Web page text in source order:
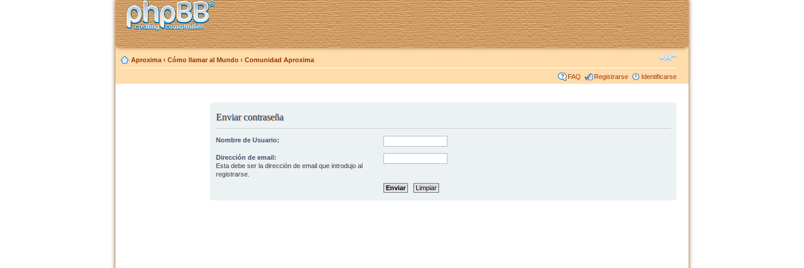
Aproxima ‹ Cómo llamar al Mundo ‹ Comunidad Aproxima
FAQ Registrarse Identificarse
Enviar contraseña
Nombre de Usuario:
Dirección de email:
Esta debe ser la dirección de email que introdujo al
registrarse.